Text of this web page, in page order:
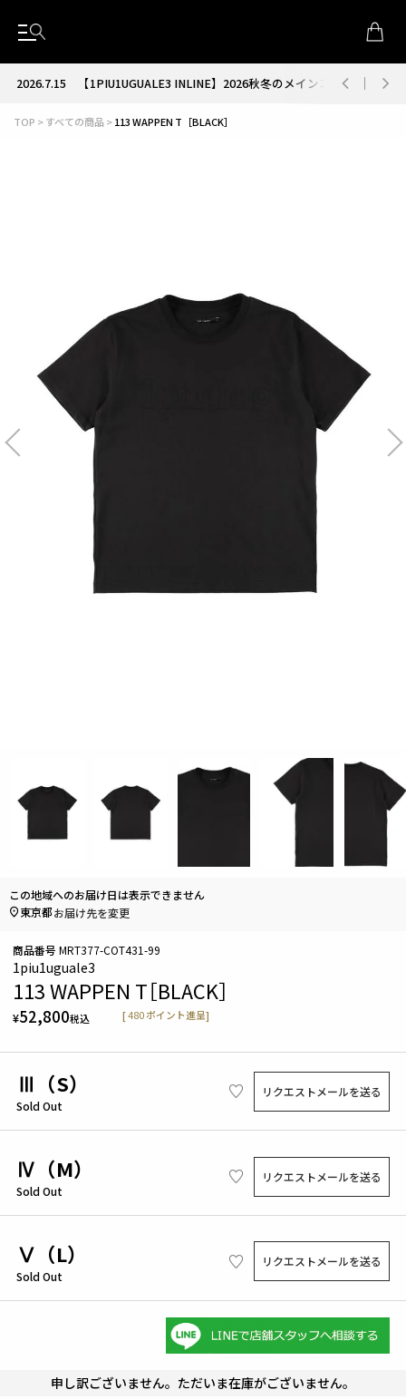
2026.7.15【1PIU1UGUALE3 INLINE】2026秋冬のメインコレクションが
TOP すべての商品 113 WAPPEN T［BLACK］
1piu1uguale3
113 WAPPEN T［BLACK］
¥52,800税込 [480 ポイント進呈]
商品番号 MRT377-COT431-99
Ⅲ（S）
Sold Out
リクエストメールを送る
Ⅳ（M）
Sold Out
リクエストメールを送る
Ⅴ（L）
Sold Out
リクエストメールを送る
この地域へのお届け日は表示できません
東京都お届け先を変更
申し訳ございません。ただいま在庫がございません。